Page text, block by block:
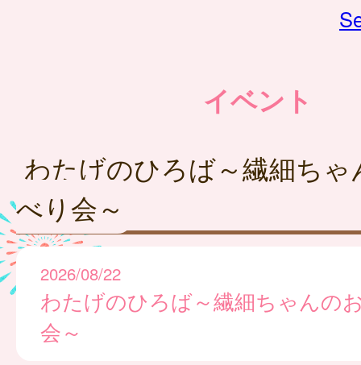
イベント
わたげのひろば～繊細ち
べり会～
2026/08/22
わたげのひろば～繊細ちゃんの
会～